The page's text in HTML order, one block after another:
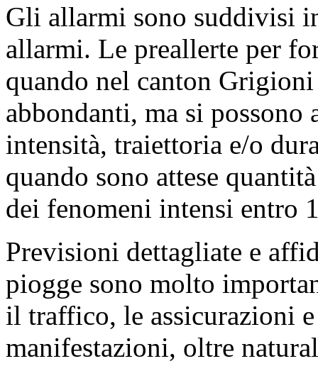
Gli allarmi sono suddivisi
allarmi. Le preallerte per
quando nel canton
abbondanti, ma si
intensità, traiettoria e/o
quando sono attese
dei fenomeni intensi entro
Previsioni dettagliate e
piogge sono molto
il traffico, le assicurazioni
manifestazioni, oltre